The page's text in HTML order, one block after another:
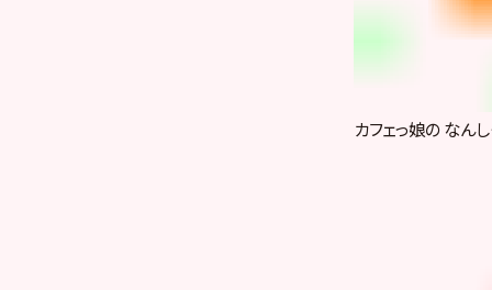
カフェっ娘の なん